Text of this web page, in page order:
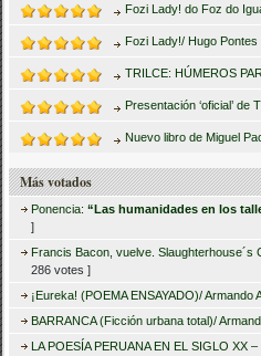
Fozi Lady! do Foz do
Fozi Lady!/ Hugo Pontes
TRILCE: HÚMEROS
Presentación ‘oficial’
Nuevo libro de Miguel
Más votados
Ponencia:“Las humanidades en los
]
Francis Bacon, vuelve. Slaughterhouse´s
286 votes ]
¡Eureka! (POEMA ENSAYADO)/ Armando
BARRANCA (Ficción urbana total)/
LA POESÍA PERUANA EN EL SIGLO XX